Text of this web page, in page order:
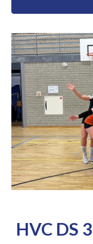
HVC DS